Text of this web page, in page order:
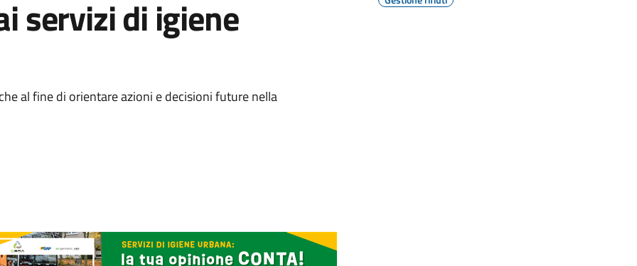
servizi di igiene
al fine di orientare azioni e decisioni future nella